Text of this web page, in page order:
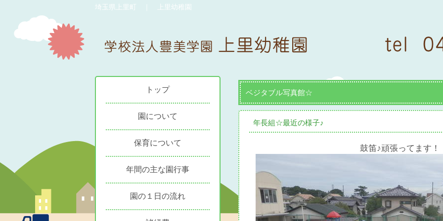
埼玉県上里町 ｜ 上里幼稚園
トップ
園について
保育について
年間の主な園行事
園の１日の流れ
ベジタブル写真館☆
年長組☆最近の様子♪
鼓笛♪頑張ってます！